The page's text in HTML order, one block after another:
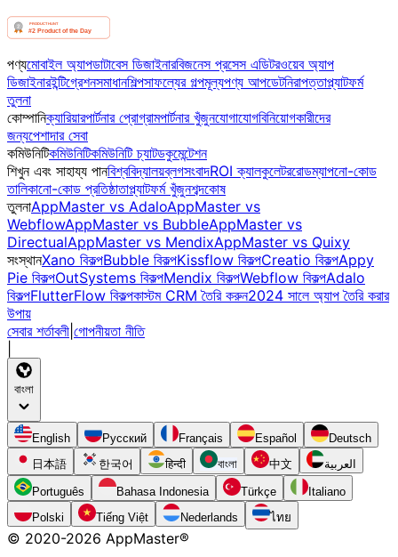
পণ্যমোবাইল অ্যাপডাটাবেস ডিজাইনারবিজনেস প্রসেস এডিটরওয়েব অ্যাপ
ডিজাইনারইন্টিগ্রেশনসমাধানশিল্পসাফল্যের গল্পমূল্যপণ্য আপডেটনিরাপত্তাপ্ল্যাটফর্ম
তুলনা
কোম্পানিক্যারিয়ারপার্টনার প্রোগ্রামপার্টনার খুঁজুনযোগাযোগবিনিয়োগকারীদের
জন্যপেশাদার সেবা
কমিউনিটিকমিউনিটিকমিউনিটি চ্যাটডকুমেন্টেশন
শিখুন এবং সাহায্য পানবিশ্ববিদ্যালয়ব্লগসংবাদROI ক্যালকুলেটররোডম্যাপনো-কোড
তালিকানো-কোড প্রতিষ্ঠাতাপ্ল্যাটফর্ম খুঁজুনশব্দকোষ
তুলনাAppMaster vs AdaloAppMaster vs
WebflowAppMaster vs BubbleAppMaster vs
DirectualAppMaster vs MendixAppMaster vs Quixy
সংস্থানXano বিকল্পBubble বিকল্পKissflow বিকল্পCreatio বিকল্পAppy
Pie বিকল্পOutSystems বিকল্পMendix বিকল্পWebflow বিকল্পAdalo
বিকল্পFlutterFlow বিকল্পকাস্টম CRM তৈরি করুন2024 সালে অ্যাপ তৈরি করার
উপায়
সেবার শর্তাবলী গোপনীয়তা নীতি
বাংলা
English Русский Français Español
Deutsch
日本語
한국어 हिन्दी বাংলা 中文 العربية
Português Bahasa Indonesia Türkçe
Italiano
Polski
Tiếng Việt Nederlands ไทย
© 2020-2026 AppMaster®